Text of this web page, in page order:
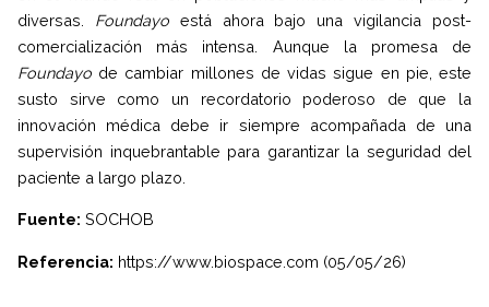
diversas. Foundayoestá ahora bajo una vigilancia post-
comercialización más intensa. Aunque la promesa de
Foundayo de cambiar millones de vidas sigue en pie, este
susto sirve como un recordatorio poderoso de que la
innovación médica debe ir siempre acompañada de una
supervisión inquebrantable para garantizar la seguridad del
paciente a largo plazo.
Fuente: SOCHOB
Referencia: https://www.biospace.com (05/05/26)